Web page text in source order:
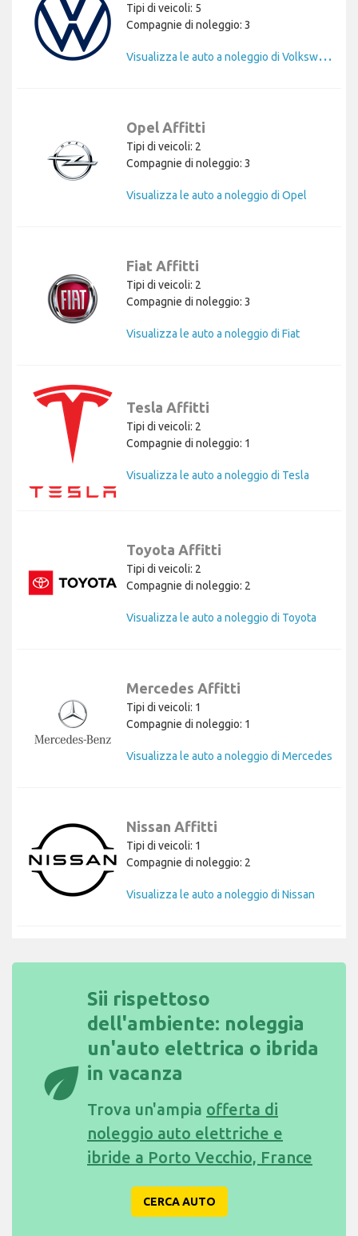
Tipi di veicoli: 5
Compagnie di noleggio: 3
V
isualizza le auto a noleggio di Volkswagen
Opel Affitti
Tipi di veicoli: 2
Compagnie di noleggio: 3
Visualizza le auto a noleggio di Opel
Fiat Affitti
Tipi di veicoli: 2
Compagnie di noleggio: 3
Visualizza le auto a noleggio di Fiat
Tesla Affitti
Tipi di veicoli: 2
Compagnie di noleggio: 1
Visualizza le auto a noleggio di Tesla
Toyota Affitti
Tipi di veicoli: 2
Compagnie di noleggio: 2
Visualizza le auto a noleggio di Toyota
Mercedes Affitti
Tipi di veicoli: 1
Compagnie di noleggio: 1
Visualizza le auto a noleggio di Mercedes
Nissan Affitti
Tipi di veicoli: 1
Compagnie di noleggio: 2
Visualizza le auto a noleggio di Nissan
eco
Sii rispettoso
dell'ambiente: noleggia
un'auto elettrica o ibrida
in vacanza
Trova un'ampia offerta di
noleggio auto elettriche e
ibride a Porto Vecchio, France
CERCA AUTO